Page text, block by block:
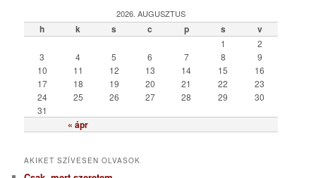
r
2026. AUGUSZTUS
h k s c p s v
« ápr
1
2
3
4 5 6 7 8
9
10
11 12 13 14 15
16
17
18 19 20 21 22
23
24
25 26 27 28 29
30
31
AKIKET SZÍVESEN OLVASOK